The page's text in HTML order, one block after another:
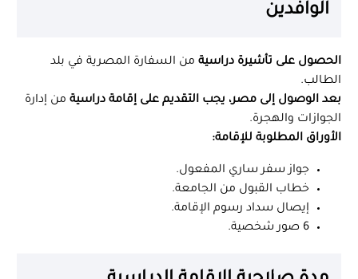
الوافدين
الحصول على تأشيرة دراسية من السفارة المصرية في بلد
الطالب.
بعد الوصول إلى مصر، يجب التقديم على إقامة دراسية من إدارة
الجوازات والهجرة.
الأوراق المطلوبة للإقامة:
جواز سفر ساري المفعول.
خطاب القبول من الجامعة.
إيصال سداد رسوم الإقامة.
6 صور شخصية.